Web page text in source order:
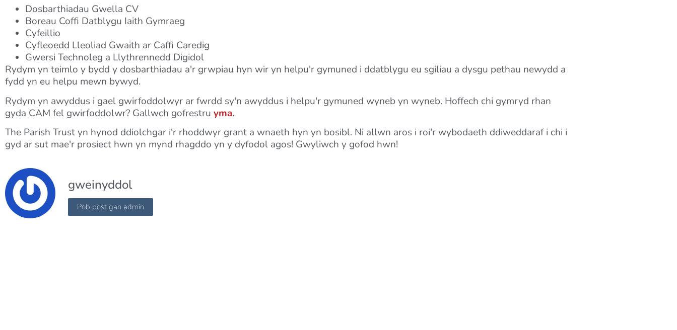
Dosbarthiadau Gwella CV
Boreau Coffi Datblygu Iaith Gymraeg
Cyfeillio
Cyfleoedd Lleoliad Gwaith ar Caffi Caredig
Gwersi Technoleg a Llythrennedd Digidol
Rydym yn teimlo y bydd y dosbarthiadau a'r grwpiau hyn wir yn helpu'r gymuned i ddatblygu eu sgiliau a dysgu pethau newydd a
fydd yn eu helpu mewn bywyd.
Rydym yn awyddus i gael gwirfoddolwyr ar fwrdd sy'n awyddus i helpu'r gymuned wyneb yn wyneb. Hoffech chi gymryd rhan
gyda CAM fel gwirfoddolwr? Gallwch gofrestru yma.
The Parish Trust yn hynod ddiolchgar i'r rhoddwyr grant a wnaeth hyn yn bosibl. Ni allwn aros i roi'r wybodaeth ddiweddaraf i chi i
gyd ar sut mae'r prosiect hwn yn mynd rhagddo yn y dyfodol agos! Gwyliwch y gofod hwn!
gweinyddol
Pob post gan admin